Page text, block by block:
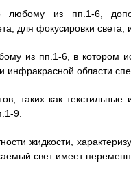
из пп.1-6,
для фокусировки света,
из пп.1-6, в котором
инфракрасной области
таких как текстильные
9.
жидкости,
свет имеет